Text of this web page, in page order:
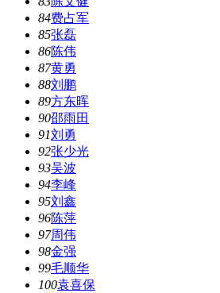
84费占军
85张磊
86陈伟
87黄勇
88刘鹏
89方东晖
90邵雨田
91刘勇
92张少光
93吴波
94李峰
95刘鑫
96陈萍
97周伟
98金强
99毛顺华
100袁喜保